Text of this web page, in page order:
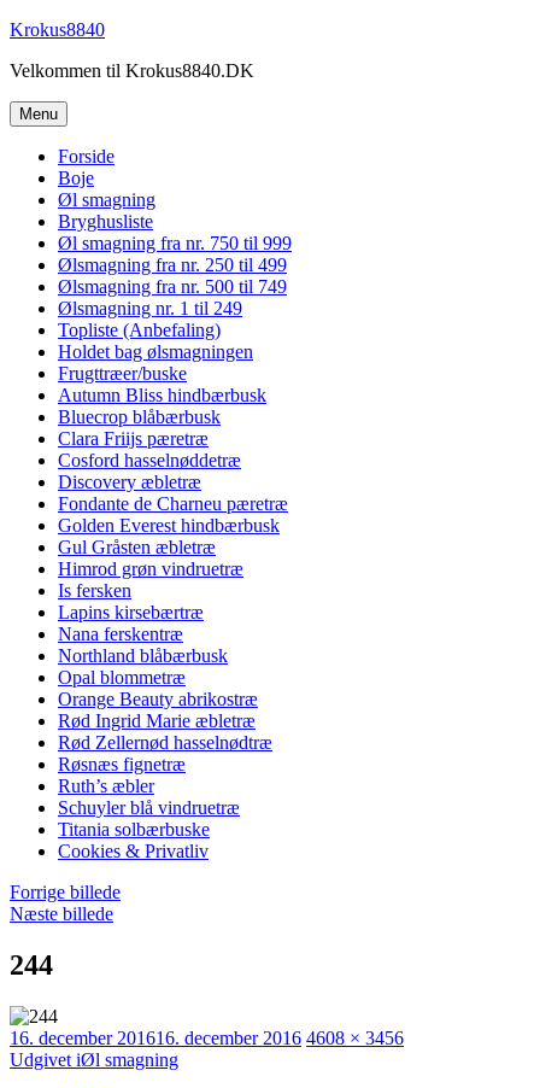
Videre
indhold
Krokus8840
Velkommen til Krokus8840.DK
Menu
Forside
Boje
Øl smagning
Bryghusliste
Øl smagning fra nr. 750 til 999
Ølsmagning fra nr. 250 til 499
Ølsmagning fra nr. 500 til 749
Ølsmagning nr. 1 til 249
Topliste (Anbefaling)
Holdet bag ølsmagningen
Frugttræer/buske
Autumn Bliss hindbærbusk
Bluecrop blåbærbusk
Clara Friijs pæretræ
Cosford hasselnøddetræ
Discovery æbletræ
Fondante de Charneu pæretræ
Golden Everest hindbærbusk
Gul Gråsten æbletræ
Himrod grøn vindruetræ
Is fersken
Lapins kirsebærtræ
Nana ferskentræ
Northland blåbærbusk
Opal blommetræ
Orange Beauty abrikostræ
Rød Ingrid Marie æbletræ
Rød Zellernød hasselnødtræ
Røsnæs fignetræ
Ruth’s æbler
Schuyler blå vindruetræ
Titania solbærbuske
Cookies & Privatliv
Forrige billede
Næste billede
244
Udgivet
16. december 201616. december 2016 Faktisk
4608 × 3456
Indlægsnavigation
Udgivet iØl smagning